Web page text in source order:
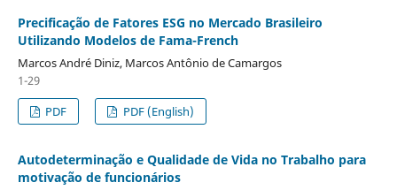
Precificação de Fatores ESG no Mercado Brasileiro
Utilizando Modelos de Fama-French
Marcos André Diniz, Marcos Antônio de Camargos
1-29
PDF
PDF (English)
Autodeterminação e Qualidade de Vida no Trabalho para
motivação de funcionários